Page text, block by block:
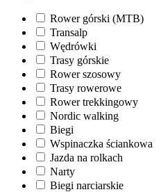
Rower górski (MTB)
Transalp
Wędrówki
Trasy górskie
Rower szosowy
Trasy rowerowe
Rower trekkingowy
Nordic walking
Biegi
Wspinaczka ściankowa
Jazda na rolkach
Narty
Biegi narciarskie